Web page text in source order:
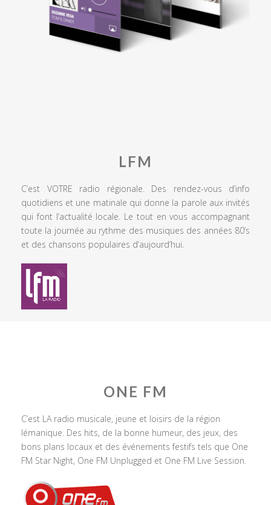
LFM
C’est VOTRE radio régionale. Des rendez-vous d’info
quotidiens et une matinale qui donne la parole aux invités
qui font l’actualité locale. Le tout en vous accompagnant
toute la journée au rythme des musiques des années 80’s
et des chansons populaires d’aujourd’hui.
ONE FM
C’est LA radio musicale, jeune et loisirs de la région
lémanique. Des hits, de la bonne humeur, des jeux, des
bons plans locaux et des événements festifs tels que One
FM Star Night, One FM Unplugged et One FM Live Session.